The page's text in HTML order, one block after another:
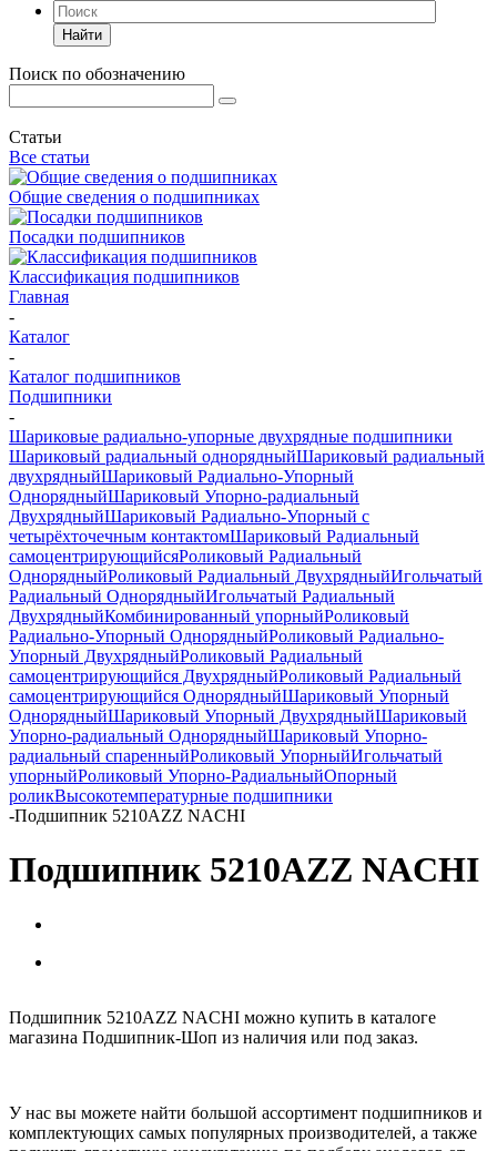
Найти
Поиск по обозначению
Статьи
Все статьи
Общие сведения о подшипниках
Посадки подшипников
Классификация подшипников
Главная
-
Каталог
-
Каталог подшипников
Подшипники
-
Шариковые радиально-упорные двухрядные подшипники
Шариковый радиальный однорядныйШариковый радиальный
двухрядныйШариковый Радиально-Упорный
ОднорядныйШариковый Упорно-радиальный
ДвухрядныйШариковый Радиально-Упорный с
четырёхточечным контактомШариковый Радиальный
самоцентрирующийсяРоликовый Радиальный
ОднорядныйРоликовый Радиальный ДвухрядныйИгольчатый
Радиальный ОднорядныйИгольчатый Радиальный
ДвухрядныйКомбинированный упорныйРоликовый
Радиально-Упорный ОднорядныйРоликовый Радиально-
Упорный ДвухрядныйРоликовый Радиальный
самоцентрирующийся ДвухрядныйРоликовый Радиальный
самоцентрирующийся ОднорядныйШариковый Упорный
ОднорядныйШариковый Упорный ДвухрядныйШариковый
Упорно-радиальный ОднорядныйШариковый Упорно-
радиальный спаренныйРоликовый УпорныйИгольчатый
упорныйРоликовый Упорно-РадиальныйОпорный
роликВысокотемпературные подшипники
-Подшипник 5210AZZ NACHI
Подшипник 5210AZZ NACHI
Подшипник 5210AZZ NACHI можно купить в каталоге
магазина Подшипник-Шоп из наличия или под заказ.
У нас вы можете найти большой ассортимент подшипников и
комплектующих самых популярных производителей, а также